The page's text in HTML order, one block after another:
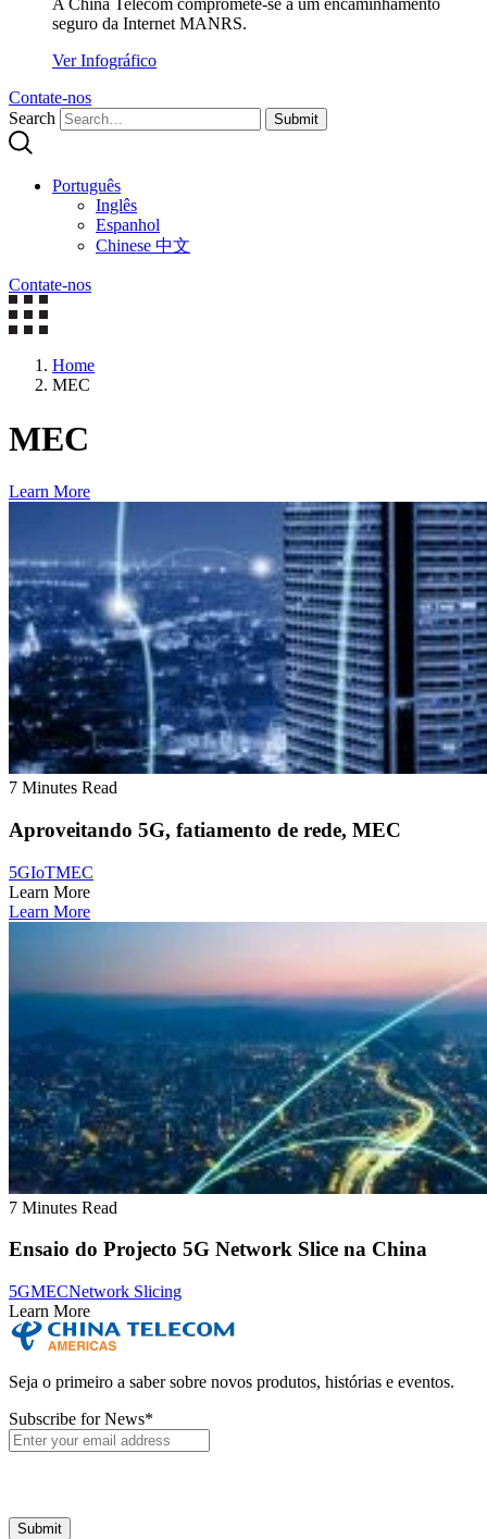
A China Telecom compromete-se a um encaminhamento
seguro da Internet MANRS.
Ver Infográfico
Contate-nos
Search
Submit
Português
Inglês
Espanhol
Chinese 中文
Contate-nos
Home
MEC
MEC
Learn More
7 Minutes Read
Aproveitando 5G, fatiamento de rede, MEC
5GIoTMEC
Learn More
Learn More
7 Minutes Read
Ensaio do Projecto 5G Network Slice na China
5GMECNetwork Slicing
Learn More
Seja o primeiro a saber sobre novos produtos, histórias e eventos.
Subscribe for News*